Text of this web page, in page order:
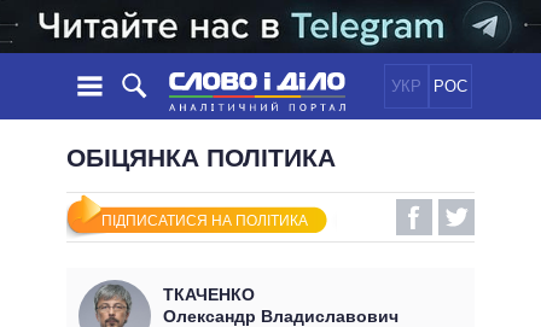
УКР РОС
НОВИНИ
СТРІЧКА
ПОДІЇ
СТАТТІ
ДУМКИ
ПОЛІТИКА
ЕКОНОМІКА
СВІТ
ОБIЦЯНКИ
УСІ ПОЛІТИКИІНФОГРАФІКА
ОБІЦЯНКА ПОЛІТИКА
ПІДПИСАТИСЯ НА ПОЛІТИКА
ТКАЧЕНКО
Олександр Владиславович